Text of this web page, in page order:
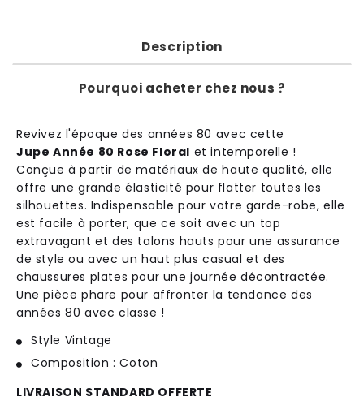
Description
Pourquoi acheter chez nous ?
Revivez l'époque des années 80 avec cette
Jupe Année 80 Rose Floral et intemporelle !
Conçue à partir de matériaux de haute qualité, elle
offre une grande élasticité pour flatter toutes les
silhouettes. Indispensable pour votre garde-robe, elle
est facile à porter, que ce soit avec un top
extravagant et des talons hauts pour une assurance
de style ou avec un haut plus casual et des
chaussures plates pour une journée décontractée.
Une pièce phare pour affronter la tendance des
années 80 avec classe !
Style Vintage
Composition : Coton
LIVRAISON STANDARD OFFERTE